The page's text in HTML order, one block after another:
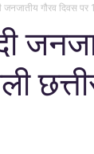
जनजातीय गौरव दिवस